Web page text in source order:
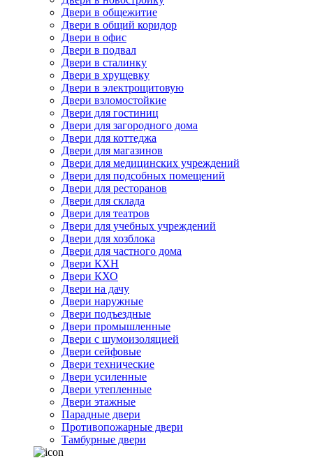
Двери в общежитие
Двери в общий коридор
Двери в офис
Двери в подвал
Двери в сталинку
Двери в хрущевку
Двери в электрощитовую
Двери взломостойкие
Двери для гостиниц
Двери для загородного дома
Двери для коттеджа
Двери для магазинов
Двери для медицинских учреждений
Двери для подсобных помещений
Двери для ресторанов
Двери для склада
Двери для театров
Двери для учебных учреждений
Двери для хозблока
Двери для частного дома
Двери КХН
Двери КХО
Двери на дачу
Двери наружные
Двери подъездные
Двери промышленные
Двери с шумоизоляцией
Двери сейфовые
Двери технические
Двери усиленные
Двери утепленные
Двери этажные
Парадные двери
Противопожарные двери
Тамбурные двери